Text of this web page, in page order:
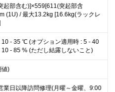
起部含む)]×559[611(突起部含
(1U) / 最大13.2kg [16.6kg(ラックレ
10 - 35 ℃ (オプション適用時 : 5 - 40
- 85 % (ただし結露しないこと)
値)
業日以降訪問修理(月曜～金曜、9:00